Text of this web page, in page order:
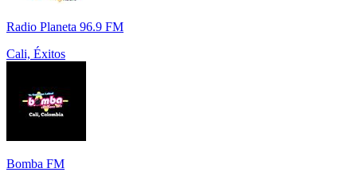
Radio Planeta 96.9 FM
Cali, Éxitos
Bomba FM